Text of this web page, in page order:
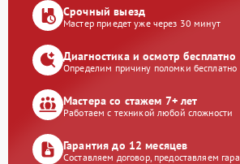
Срочный выезд
Мастер приедет уже через 30 минут
Диагностика и осмотр бесплатно
Определим причину поломки бесплатно
Мастера со стажем 7+ лет
Работаем с техникой любой сложности
Гарантия до 12 месяцев
Составляем договор, предоставляем